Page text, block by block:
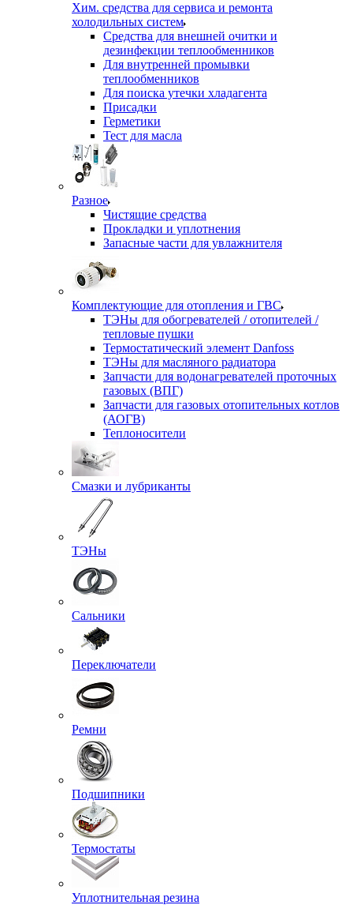
Хим. средства для сервиса и ремонта
холодильных систем
Средства для внешней очитки и
дезинфекции теплообменников
Для внутренней промывки
теплообменников
Для поиска утечки хладагента
Присадки
Герметики
Тест для масла
Разное
Чистящие средства
Прокладки и уплотнения
Запасные части для увлажнителя
Комплектующие для отопления и ГВС
ТЭНы для обогревателей / отопителей /
тепловые пушки
Термостатический элемент Danfoss
ТЭНы для масляного радиатора
Запчасти для водонагревателей проточных
газовых (ВПГ)
Запчасти для газовых отопительных котлов
(АОГВ)
Теплоносители
Смазки и лубриканты
ТЭНы
Сальники
Переключатели
Ремни
Подшипники
Термостаты
Уплотнительная резина